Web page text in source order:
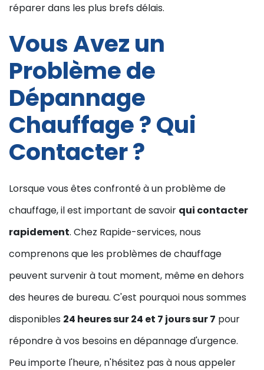
réparer dans les plus brefs délais.
Vous Avez un
Problème de
Dépannage
Chauffage ? Qui
Contacter ?
Lorsque vous êtes confronté à un problème de
chauffage, il est important de savoir qui contacter
rapidement. Chez Rapide-services, nous
comprenons que les problèmes de chauffage
peuvent survenir à tout moment, même en dehors
des heures de bureau. C'est pourquoi nous sommes
disponibles 24 heures sur 24 et 7 jours sur 7 pour
répondre à vos besoins en dépannage d'urgence.
Peu importe l'heure, n'hésitez pas à nous appeler